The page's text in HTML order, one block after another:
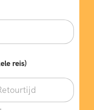
reis)
8
0
3
1
5
8